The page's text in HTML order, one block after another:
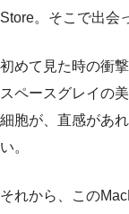
Store。そこで出会
初めて見た時の衝撃
スペースグレイの美
細胞が、直感があ
い。
それから、この